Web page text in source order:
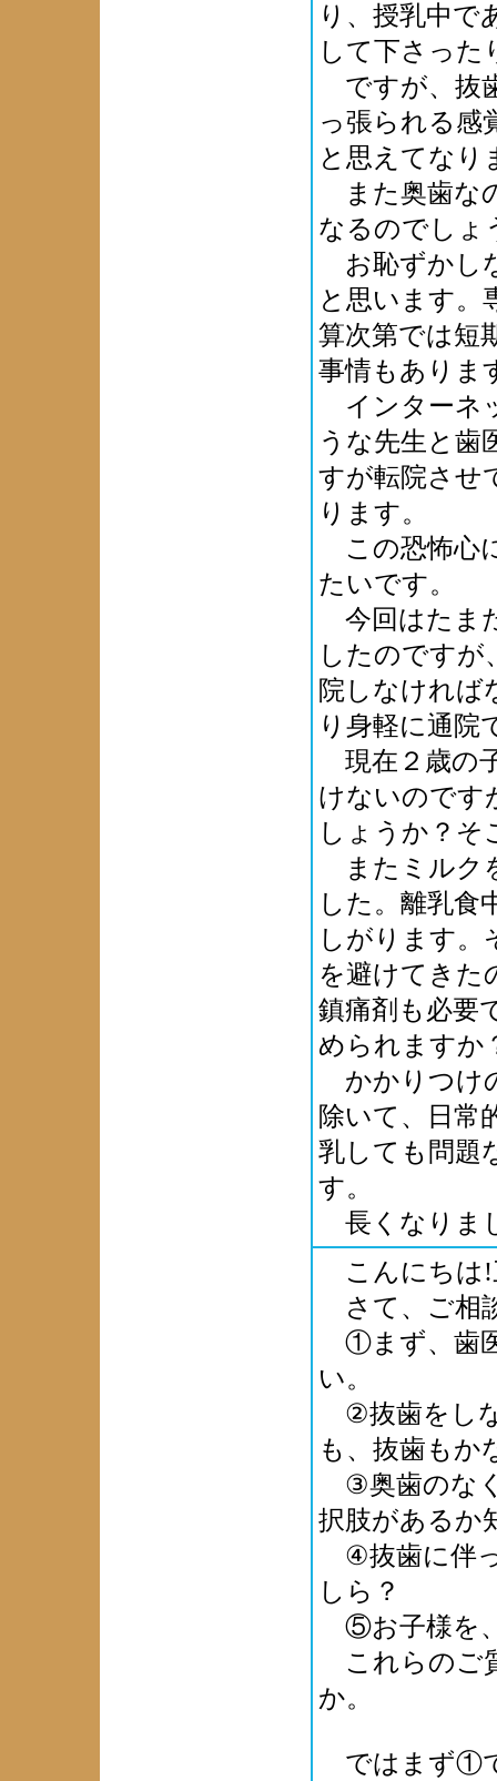
り、授乳中で
して下さった
ですが、抜
っ張られる感
と思えてなり
また奥歯な
なるのでしょ
お恥ずかし
と思います。
算次第では短
事情もありま
インターネ
うな先生と歯
すが転院させ
ります。
この恐怖心
たいです。
今回はたま
したのですが
院しなければ
り身軽に通院
現在２歳の
けないのです
しょうか？そ
またミルク
した。離乳食
しがります。
を避けてきた
鎮痛剤も必要
められますか
かかりつけ
除いて、日常
乳しても問題
す。
長くなりま
こんにちは!
さて、ご相
①まず、歯
い。
②抜歯をし
も、抜歯もか
③奥歯のな
択肢があるか
④抜歯に伴
しら？
⑤お子様を
これらのご
か。
ではまず①